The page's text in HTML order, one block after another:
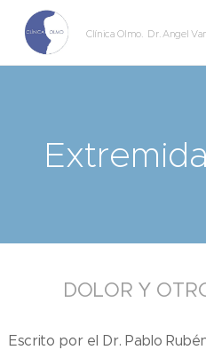
Clínica Olmo. Dr. Angel
DOLOR Y
Escrito por el Dr. Pablo